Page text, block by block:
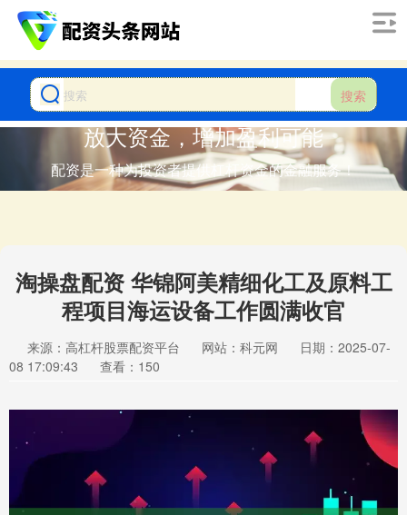
搜索
放大资金，增加盈利可能
配资是一种为投资者提供杠杆资金的金融服务！
淘操盘配资 华锦阿美精细化工及原料工
程项目海运设备工作圆满收官
来源：高杠杆股票配资平台 网站：科元网
日期：2025-07-
08 17:09:43
查看：150